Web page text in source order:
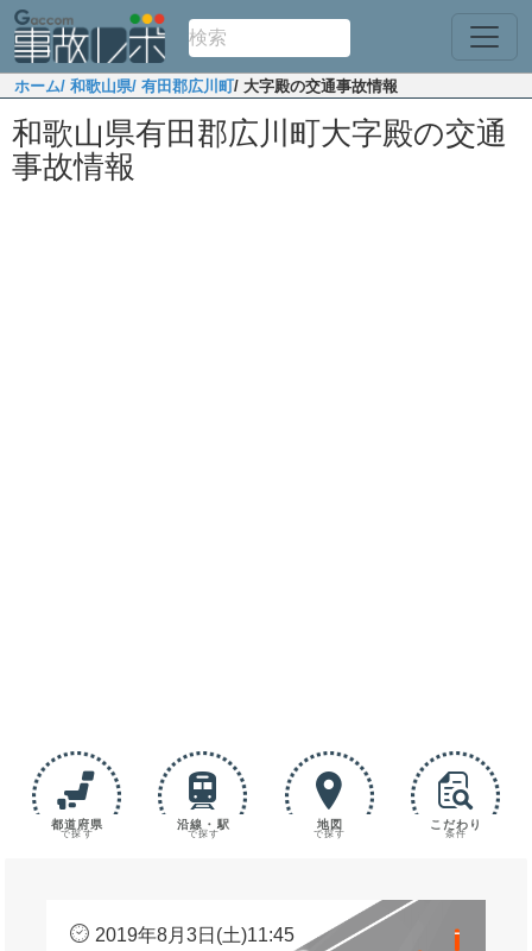
ホーム/ 和歌山県/ 有田郡広川町/ 大字殿の交通事故情報
和歌山県有田郡広川町大字殿の交通
事故情報
都道府県
で探す
沿線・駅
で探す
地図
で探す
こだわり
条件
2019年8月3日(土)11:45